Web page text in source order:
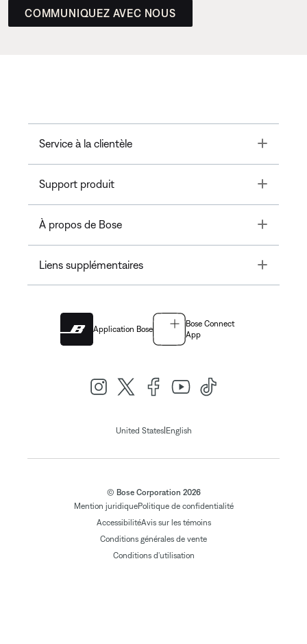
COMMUNIQUEZ AVEC NOUS
Service à la clientèle Toggle
Support produit Toggle
À propos de Bose Toggle
Liens supplémentaires Toggle
Application Bose
Bose Connect
App
United States| English
© Bose Corporation 2026
Mention juridiquePolitique de confidentialité
AccessibilitéAvis sur les témoins
Conditions générales de vente
Conditions d'utilisation